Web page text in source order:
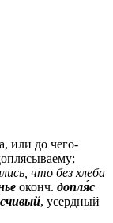
или до чего-
что без хлеба
оконч. допля́с
, усердный